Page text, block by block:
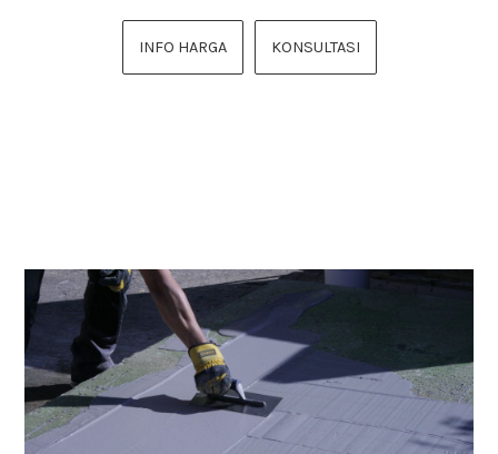
INFO HARGA KONSULTASI